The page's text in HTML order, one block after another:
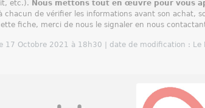
etc.). Nous mettons tout en œuvre pour vous
chacun de vérifier les informations avant son achat,
fiche, merci de nous le signaler en nous
17 Octobre 2021 à 18h30 | date de modification : Le